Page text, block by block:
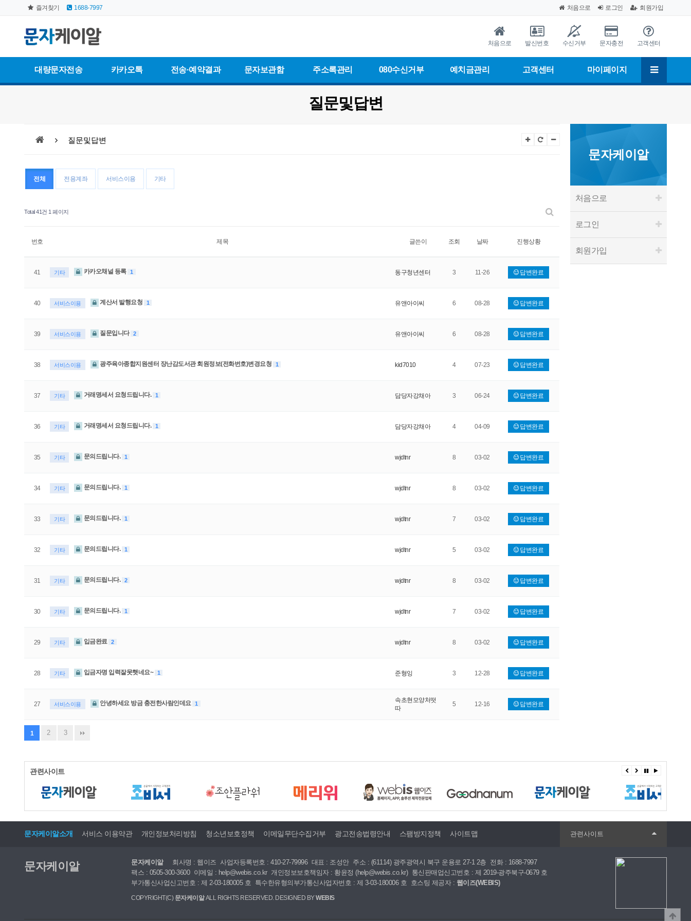
즐겨찾기 1688-7997 처음으로 로그인 회원가입
처음으로 발신번호 수신거부 문자충전 고객센터
대량문자전송 카카오톡 전송·예약결과 문자보관함 주소록관리 080수신거부 예치금관리 고객센터 마이페이지
질문및답변
질문및답변
전체 전용계좌 서비스이용 기타
Total 41건 1 페이지
번호 제목 글쓴이 조회 날짜 진행상황
41 기타 카카오채널 등록 1 동구청년센터 3 11-26 답변완료
40 서비스이용 계산서 발행요청 1 유앤아이씨 6 08-28 답변완료
39 서비스이용 질문입니다 2 유앤아이씨 6 08-28 답변완료
38 서비스이용 광주육아종합지원센터 장난감도서관 회원정보(전화번호)변경요청 1 kid7010 4 07-23 답변완료
37 기타 거래명세서 요청드립니다. 1 담당자강채아 3 06-24 답변완료
36 기타 거래명세서 요청드립니다. 1 담당자강채아 4 04-09 답변완료
35 기타 문의드립니다. 1 wjdtnr 8 03-02 답변완료
34 기타 문의드립니다. 1 wjdtnr 8 03-02 답변완료
33 기타 문의드립니다. 1 wjdtnr 7 03-02 답변완료
32 기타 문의드립니다. 1 wjdtnr 5 03-02 답변완료
31 기타 문의드립니다. 2 wjdtnr 8 03-02 답변완료
30 기타 문의드립니다. 1 wjdtnr 7 03-02 답변완료
29 기타 입금완료 2 wjdtnr 8 03-02 답변완료
28 기타 입금자명 입력잘못햇네요~ 1 준형잉 3 12-28 답변완료
27 서비스이용 안녕하세요 방금 충전한사람인데요 1
속초현모양처떳
따
5 12-16 답변완료
1 2 3
문자케이알
처음으로
로그인
회원가입
관련사이트
문자케이알소개 서비스 이용약관 개인정보처리방침 청소년보호정책 이메일무단수집거부 광고전송법령안내 스팸방지정책 사이트맵 관련사이트
문자케이알 문자케이알 회사명 : 웹이즈 사업자등록번호 : 410-27-79996 대표 : 조성안 주소 : (61114) 광주광역시 북구 운용로 27-1 2층 전화 : 1688-7997
팩스 : 0505-300-3600 이메일 : help@webis.co.kr 개인정보보호책임자 : 황윤정 (help@webis.co.kr) 통신판매업신고번호 : 제 2019-광주북구-0679 호
부가통신사업신고번호 : 제 2-03-180005 호 특수한유형의부가통신사업자번호 : 제 3-03-180006 호 호스팅 제공자 : 웹이즈(WEBIS)
COPYRIGHT(C) 문자케이알ALL RIGHTS RESERVED. DESIGNED BYWEBIS